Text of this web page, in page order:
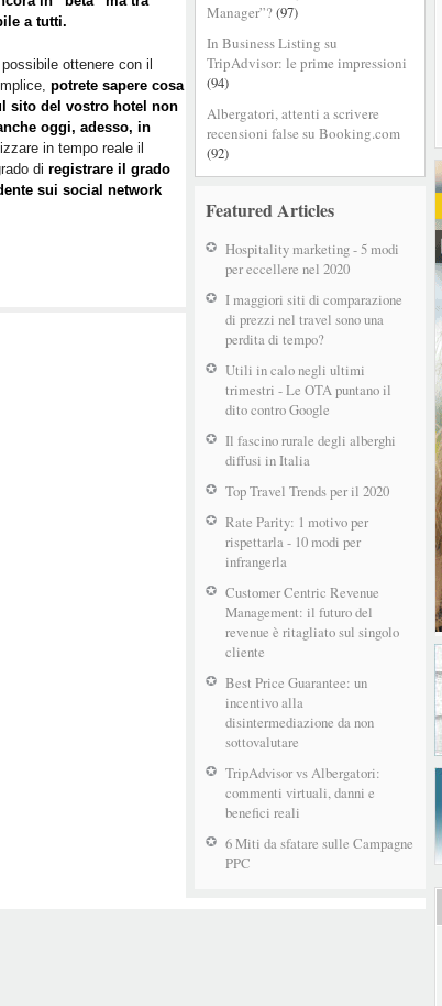
Manager”?(97)
In Business Listing su
TripAdvisor: le prime impressioni
(94)
Albergatori, attenti a scrivere
recensioni false su Booking.com
(92)
Featured Articles
Hospitality marketing - 5 modi
per eccellere nel 2020
I maggiori siti di comparazione
di prezzi nel travel sono una
perdita di tempo?
Utili in calo negli ultimi
trimestri - Le OTA puntano il
dito contro Google
Il fascino rurale degli alberghi
diffusi in Italia
Top Travel Trends per il 2020
Rate Parity: 1 motivo per
rispettarla - 10 modi per
infrangerla
Customer Centric Revenue
Management: il futuro del
revenue è ritagliato sul singolo
cliente
Best Price Guarantee: un
incentivo alla
disintermediazione da non
sottovalutare
TripAdvisor vs Albergatori:
commenti virtuali, danni e
benefici reali
6 Miti da sfatare sulle Campagne
PPC
a tutti.
ottenere con il
potrete sapere cosa
sito del vostro hotel non
oggi, adesso, in
in tempo reale il
di registrare il grado
sui social network